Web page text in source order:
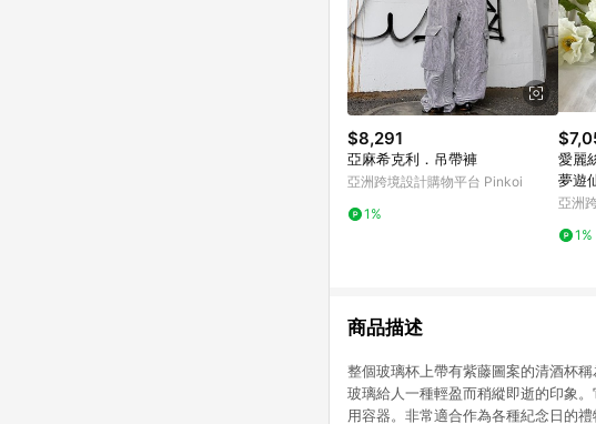
$8,291
亞麻希克利．吊帶褲
亞洲跨境設計購物平台 Pinkoi
1%
愛麗
夢遊
亞洲
1%
商品描述
整個玻璃杯上帶有紫藤圖案的清酒杯
玻璃給人一種輕盈而稍縱即逝的印象
用容器。非常適合作為各種紀念日的